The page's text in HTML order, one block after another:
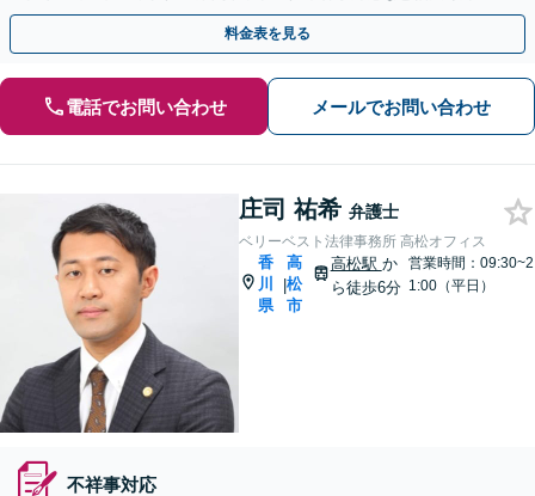
【夜間・休日相談可】【個室完備】【瓦町駅10分】
料金表を見る
電話でお問い合わせ メールでお問い合わせ
庄司 祐希 弁護士
ベリーベスト法律事務所 高松オフィス
香
川
県
|
高
松
市
高松駅 か
ら徒歩6分
営業時間：09:30~2
1:00（平日）
不祥事対応